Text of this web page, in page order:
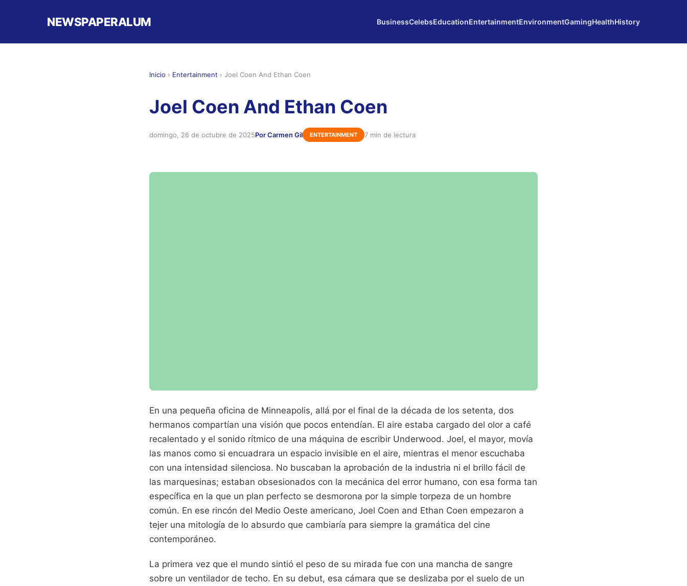
NEWSPAPERALUM BusinessCelebsEducationEntertainmentEnvironmentGamingHealthHistory
Inicio › Entertainment › Joel Coen And Ethan Coen
Joel Coen And Ethan Coen
domingo, 26 de octubre de 2025Por Carmen Gil ENTERTAINMENT 7 min de lectura
En una pequeña oficina de Minneapolis, allá por el final de la década de los setenta, dos
hermanos compartían una visión que pocos entendían. El aire estaba cargado del olor a café
recalentado y el sonido rítmico de una máquina de escribir Underwood. Joel, el mayor, movía
las manos como si encuadrara un espacio invisible en el aire, mientras el menor escuchaba
con una intensidad silenciosa. No buscaban la aprobación de la industria ni el brillo fácil de
las marquesinas; estaban obsesionados con la mecánica del error humano, con esa forma tan
específica en la que un plan perfecto se desmorona por la simple torpeza de un hombre
común. En ese rincón del Medio Oeste americano, Joel Coen and Ethan Coen empezaron a
tejer una mitología de lo absurdo que cambiaría para siempre la gramática del cine
contemporáneo.
La primera vez que el mundo sintió el peso de su mirada fue con una mancha de sangre
sobre un ventilador de techo. En su debut, esa cámara que se deslizaba por el suelo de un